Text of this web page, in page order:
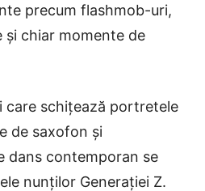
precum flashmob-uri,
și chiar momente de
care schițează portretele
de saxofon și
dans contemporan se
nunților Generației Z.